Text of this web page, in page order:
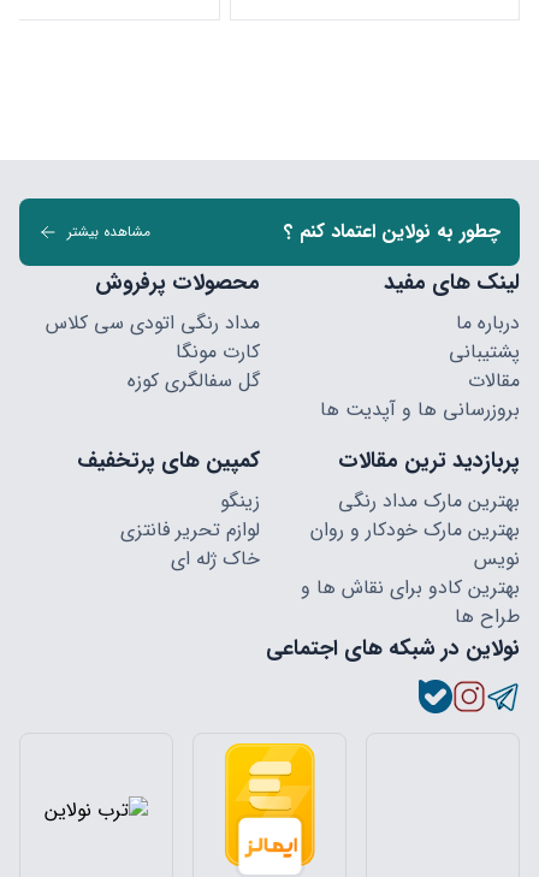
چطور به نولاین اعتماد کنم ؟ مشاهده بیشتر
لینک های مفید
درباره ما
پشتیبانی
مقالات
بروزرسانی ها و آپدیت ها
محصولات پرفروش
مداد رنگی اتودی سی کلاس
کارت مونگا
گل سفالگری کوزه
پربازدید ترین مقالات
بهترین مارک مداد رنگی
بهترین مارک خودکار و روان
نویس
بهترین کادو برای نقاش ها و
طراح ها
کمپین های پرتخفیف
زینگو
لوازم تحریر فانتزی
خاک ژله ای
نولاین در شبکه های اجتماعی